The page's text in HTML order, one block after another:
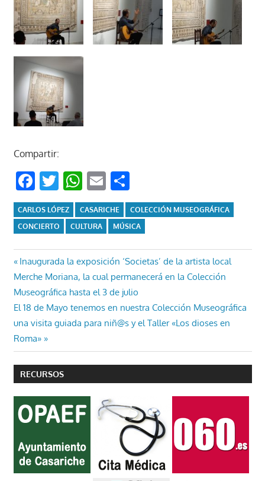
Compartir:
Facebook
Twitter
WhatsApp
EmailCompartir
CARLOS LÓPEZ CASARICHE
COLECCIÓN MUSEOGRÁFICA
CONCIERTO
CULTURA MÚSICA
Navegación
de
entradas
Entrada
anterior:
Inaugurada la exposición ‘Societas’ de la artista local
Merche Moriana, la cual permanecerá en la Colección
Museográfica hasta el 3 de julio
Entrada
siguiente:
El 18 de Mayo tenemos en nuestra Colección Museográfica
una visita guiada para niñ@s y el Taller «Los dioses en
Roma»
RECURSOS